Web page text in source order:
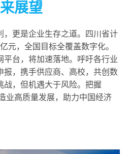
展望
，更是企业生存之道。四川省计
元，全国目标全覆盖数字化。
平台，将加速落地。呼吁各行业
报，携手供应商、高校，共创数
战，但机遇大于风险。把握
业高质量发展，助力中国经济